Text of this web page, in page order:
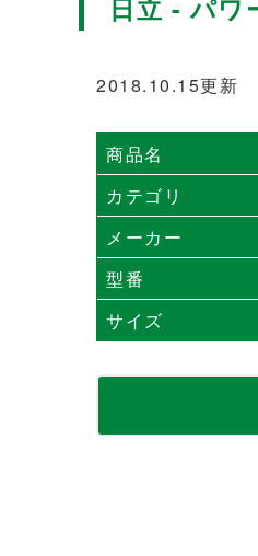
日立 - パ
2018.10.15更新
商品名
カテゴリ
メーカー
型番
サイズ